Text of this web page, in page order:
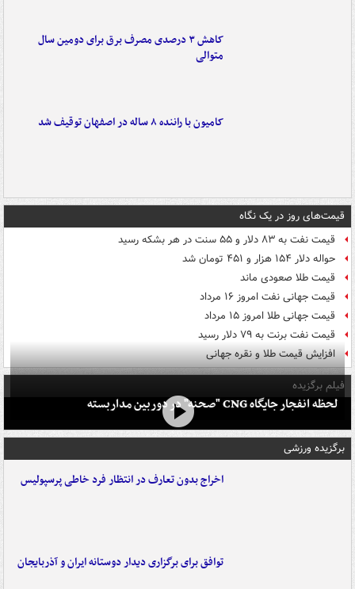
کاهش ۳ درصدی مصرف برق برای دومین سال
متوالی
کامیون با راننده ۸ ساله در اصفهان توقیف شد
قیمت‌های روز در یک نگاه
قیمت نفت به ۸۳ دلار و ۵۵ سنت در هر بشکه رسید
حواله دلار ۱۵۴ هزار و ۴۵۱ تومان شد
قیمت طلا صعودی ماند
قیمت جهانی نفت امروز ۱۶ مرداد
قیمت جهانی طلا امروز ۱۵ مرداد
قیمت نفت برنت به ۷۹ دلار رسید
افزایش قیمت طلا و نقره جهانی
فیلم برگزیده
لحظه انفجار جایگاه CNG "صحنه" در دوربین مداربسته
برگزیده ورزشی
اخراج بدون تعارف در انتظار فرد خاطی پرسپولیس
توافق برای برگزاری دیدار دوستانه ایران و آذربایجان